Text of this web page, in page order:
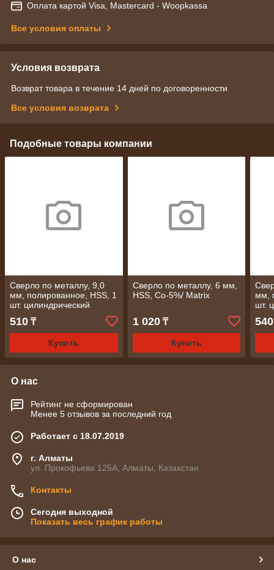
Оплата картой Visa, Mastercard - Woopkassa
Все условия оплаты
Условия возврата
Возврат товара в течение 14 дней по договоренности
Все условия возврата
Подобные товары компании
Сверло по металлу, 9,0
мм, полированное, HSS, 1
шт. цилиндрический
510 ₸
Купить
Сверло по металлу, 6 мм,
HSS, Со-5%/ Matrix
1 020₸
Купить
мм,
шт.
540
О нас
Рейтинг не сформирован
Менее 5 отзывов за последний год
Работает с 18.07.2019
г. Алматы
ул. Прокофьева 125А, Алматы, Казахстан
Контакты
Сегодня выходной
Показать весь график работы
О нас